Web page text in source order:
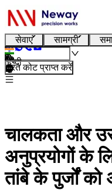
सेवाएं सामग्री
हिन्दी
तुरंत कोट प्राप्त करें
चालकता और
अनुप्रयोगों के
तांबे के पुर्जों